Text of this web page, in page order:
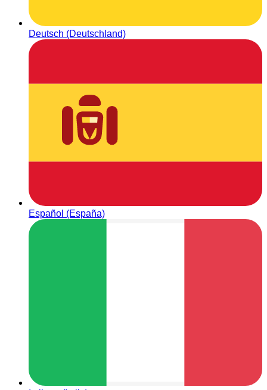
Deutsch (Deutschland)
Español (España)